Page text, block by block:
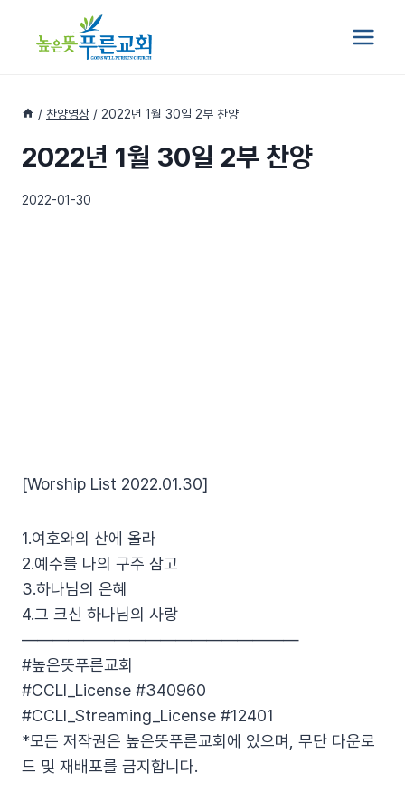
/ 찬양영상 / 2022년 1월 30일 2부 찬양
2022년 1월 30일 2부 찬양
2022-01-30
[Worship List 2022.01.30]
1.여호와의 산에 올라
2.예수를 나의 구주 삼고
3.하나님의 은혜
4.그 크신 하나님의 사랑
——————————————————
#높은뜻푸른교회
#CCLI_License #340960
#CCLI_Streaming_License #12401
*모든 저작권은 높은뜻푸른교회에 있으며, 무단 다운로
드 및 재배포를 금지합니다.